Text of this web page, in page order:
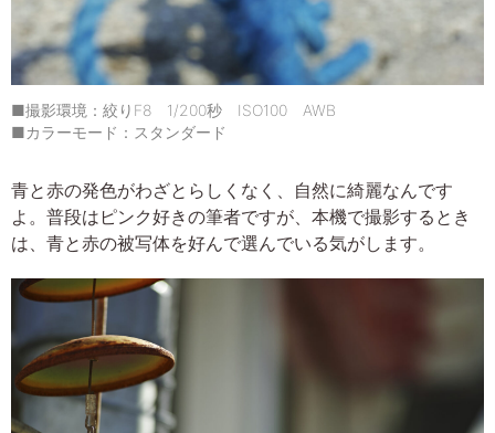
■撮影環境：絞りF8 1/200秒 ISO100 AWB
■カラーモード：スタンダード
青と赤の発色がわざとらしくなく、自然に綺麗なんです
よ。普段はピンク好きの筆者ですが、本機で撮影するとき
は、青と赤の被写体を好んで選んでいる気がします。